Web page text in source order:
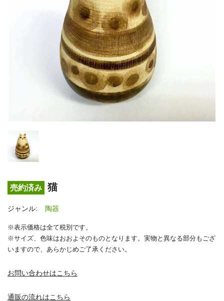
売約済み 猫
ジャンル: 陶器
※表示価格は全て税別です。
※サイズ、色味はおおよそのものとなります。実物と異なる部分もござ
いますので、あらかじめご了承ください。
お問い合わせはこちら
通販の流れはこちら